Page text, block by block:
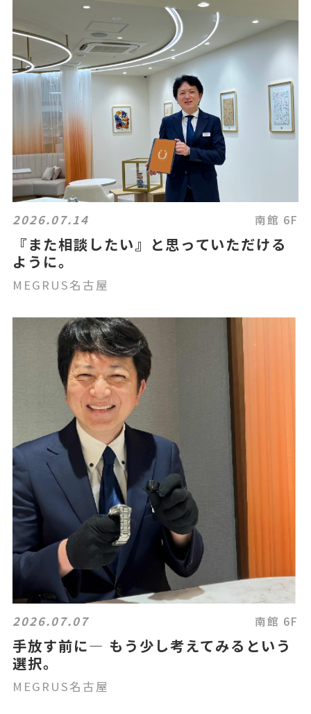
2026.07.14 南館 6F
『また相談したい』と思っていただける
ように。
MEGRUS名古屋
2026.07.07 南館 6F
手放す前に― もう少し考えてみるという
選択。
MEGRUS名古屋